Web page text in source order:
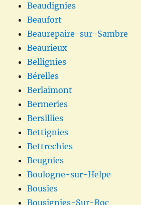
Beaudignies
Beaufort
Beaurepaire-sur-Sambre
Beaurieux
Bellignies
Bérelles
Berlaimont
Bermeries
Bersillies
Bettignies
Bettrechies
Beugnies
Boulogne-sur-Helpe
Bousies
Bousignies-Sur-Roc